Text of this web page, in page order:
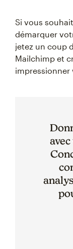
Si vous
démarquer
jetez un coup
Mailchimp et
impressionner